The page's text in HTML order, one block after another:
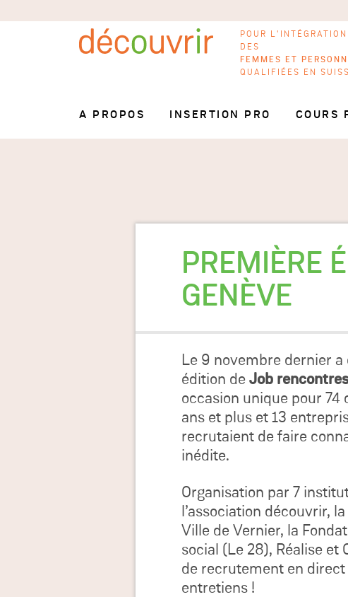
POUR
DES
FEMMES ET
QUALIFIÉES EN
A PROPOS INSERTION PRO COURS
PREMIÈRE
GENÈVE
Le 9 novembre dernier a
édition de Job
occasion unique pour
ans et plus et 13
recrutaient de faire
inédite.
Organisation par 7
l’association découvrir,
Ville de Vernier, la
social (Le 28), Réalise et
de recrutement en
entretiens !